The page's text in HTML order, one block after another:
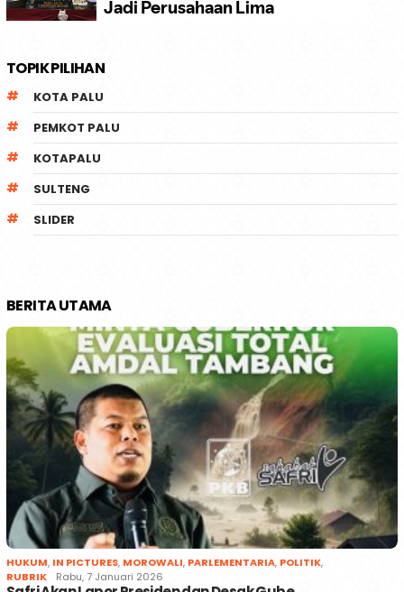
TOPIK PILIHAN
KOTA PALU
PEMKOT PALU
KOTAPALU
SULTENG
SLIDER
BERITA UTAMA
HUKUM, IN PICTURES, MOROWALI, PARLEMENTARIA, POLITIK,
RUBRIK
Rabu, 7 Januari 2026